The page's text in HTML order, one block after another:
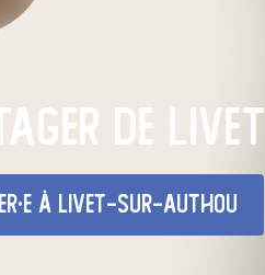
de Livet
à Livet-sur-Authou